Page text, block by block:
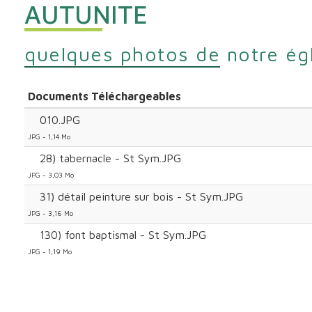
AUTUNITE
quelques photos de notre
Documents Téléchargeables
010.JPG
JPG - 1,14 Mo
28) tabernacle - St Sym.JPG
JPG - 3,03 Mo
31) détail peinture sur bois - St Sym.JPG
JPG - 3,16 Mo
130) font baptismal - St Sym.JPG
JPG - 1,19 Mo